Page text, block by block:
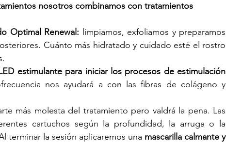
nosotros combinamos con tratamientos
Optimal Renewal: limpiamos, exfoliamos y preparamos
Cuánto más hidratado y cuidado esté el rostro
estimulante para iniciar los procesos de estimulación
nos ayudará a con las fibras de colágeno y
más molesta del tratamiento pero valdrá la pena. Las
cartuchos según la profundidad, la arruga o la
terminar la sesión aplicaremos una mascarilla calmante y